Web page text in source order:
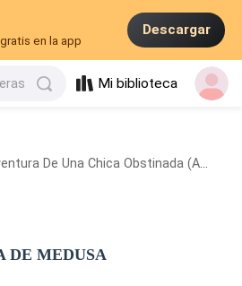
en la app
Descargar
Mi biblioteca
De Una Chica Obstinada (Aventura 1)
DE MEDUSA